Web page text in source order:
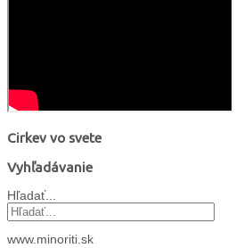
Cirkev vo svete
Vyhľadávanie
Hľadať...
www.minoriti.sk